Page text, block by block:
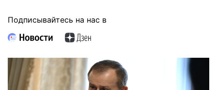
Подписывайтесь на нас в